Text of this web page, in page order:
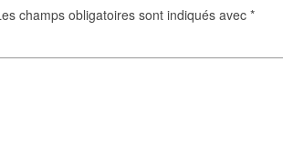
champs obligatoires sont indiqués avec*